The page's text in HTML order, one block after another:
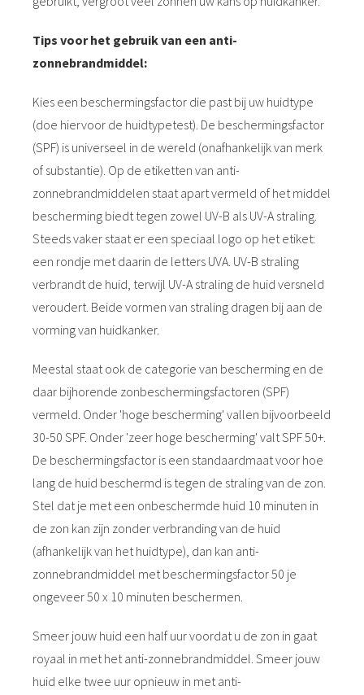
Tips voor het gebruik van een anti-
zonnebrandmiddel:
Kies een beschermingsfactor die past bij uw huidtype
(doe hiervoor de huidtypetest). De beschermingsfactor
(SPF) is universeel in de wereld (onafhankelijk van merk
of substantie). Op de etiketten van anti-
zonnebrandmiddelen staat apart vermeld of het middel
bescherming biedt tegen zowel UV-B als UV-A straling.
Steeds vaker staat er een speciaal logo op het etiket:
een rondje met daarin de letters UVA. UV-B straling
verbrandt de huid, terwijl UV-A straling de huid versneld
veroudert. Beide vormen van straling dragen bij aan de
vorming van huidkanker.
Meestal staat ook de categorie van bescherming en de
daar bijhorende zonbeschermingsfactoren (SPF)
vermeld. Onder 'hoge bescherming' vallen bijvoorbeeld
30-50 SPF. Onder 'zeer hoge bescherming' valt SPF 50+.
De beschermingsfactor is een standaardmaat voor hoe
lang de huid beschermd is tegen de straling van de zon.
Stel dat je met een onbeschermde huid 10 minuten in
de zon kan zijn zonder verbranding van de huid
(afhankelijk van het huidtype), dan kan anti-
zonnebrandmiddel met beschermingsfactor 50 je
ongeveer 50 x 10 minuten beschermen.
Smeer jouw huid een half uur voordat u de zon in gaat
royaal in met het anti-zonnebrandmiddel. Smeer jouw
huid elke twee uur opnieuw in met anti-